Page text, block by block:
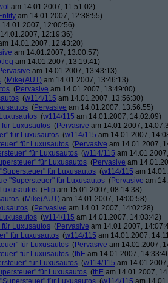
am 14.01.2007, 11:51:02)
am 14.01.2007, 12:38:55)
14.01.2007, 12:00:56)
12:19:36)
14.01.2007, 12:43:20)
am 14.01.2007, 13:00:57)
am 14.01.2007, 13:19:41)
am 14.01.2007, 13:43:13)
(Mike(AUT) am 14.01.2007, 13:46:13)
(Pervasive am 14.01.2007, 13:49:00)
(w114/115 am 14.01.2007, 13:56:30)
(Pervasive am 14.01.2007, 13:56:55)
(w114/115 am 14.01.2007, 14:02:09)
Luxusautos (Pervasive am 14.01.2007,
für Luxusautos (w114/115 am 14.01.2007,
für Luxusautos (Pervasive am 14.01.2007,
für Luxusautos (w114/115 am
für Luxusautos (Pervasive am
für Luxusautos (w114/115 am
"Supersteuer" für Luxusautos (Pervasive am
(Flip am 15.01.2007, 08:14:38)
(Mike(AUT) am 14.01.2007, 14:00:58)
(Pervasive am 14.01.2007, 14:02:28)
(w114/115 am 14.01.2007, 14:03:42)
Luxusautos (Pervasive am 14.01.2007,
für Luxusautos (w114/115 am 14.01.2007,
für Luxusautos (Pervasive am 14.01.2007,
für Luxusautos (thE am 14.01.2007,
für Luxusautos (w114/115 am
für Luxusautos (thE am 14.01.2007,
für Luxusautos (w114/115 am